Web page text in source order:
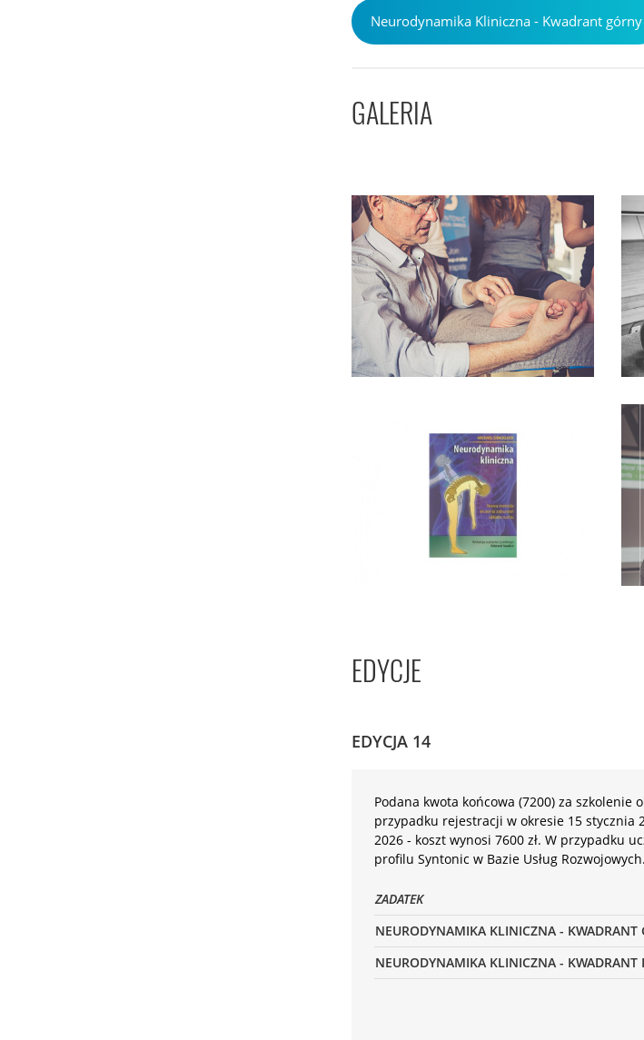
Neurodynamika Kliniczna - Kwadrant górny
GALERIA
EDYCJE
EDYCJA 14
Podana kwota końcowa (7200) za
przypadku rejestracji w okresie 15 stycznia
2026 - koszt wynosi 7600 zł. W przypadku
profilu Syntonic w Bazie Usług Rozwojowych.
ZADATEK
NEURODYNAMIKA KLINICZNA - KWADRANT
NEURODYNAMIKA KLINICZNA - KWADRANT